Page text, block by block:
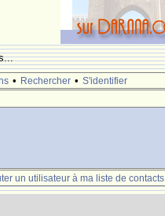
• Rechercher • S'identifier
un utilisateur à ma liste de contacts